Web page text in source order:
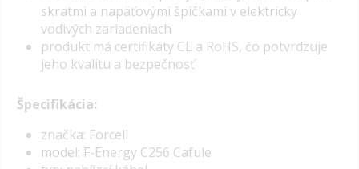
skratmi a napäťovými špičkami v elektricky
vodivých zariadeniach
produkt má certifikáty CE a RoHS, čo potvrdzuje
jeho kvalitu a bezpečnosť
Špecifikácia:
značka: Forcell
model: F-Energy C256 Cafule